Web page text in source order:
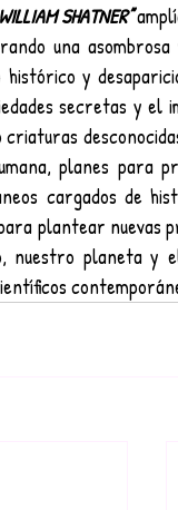
SHATNER”
una asombrosa
y
secretas y el
planes para
cargados de
plantear nuevas
nuestro planeta y